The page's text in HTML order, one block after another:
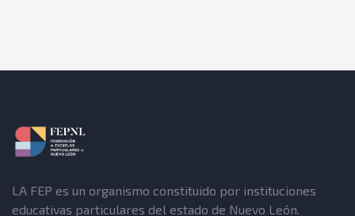
LA FEP es un organismo constituido por instituciones
educativas particulares del estado de Nuevo León.